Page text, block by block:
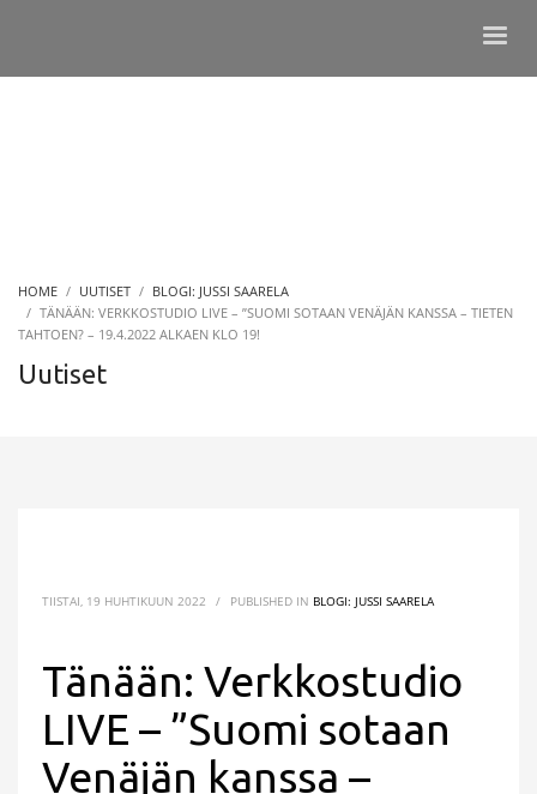
HOME UUTISET
BLOGI: JUSSI SAARELA
TÄNÄÄN: VERKKOSTUDIO LIVE – ”SUOMI SOTAAN VENÄJÄN KANSSA – TIETEN
TAHTOEN? – 19.4.2022 ALKAEN KLO 19!
Uutiset
TIISTAI, 19 HUHTIKUUN 2022 / PUBLISHED IN BLOGI: JUSSI SAARELA
Tänään: Verkkostudio
LIVE – ”Suomi sotaan
Venäjän kanssa –